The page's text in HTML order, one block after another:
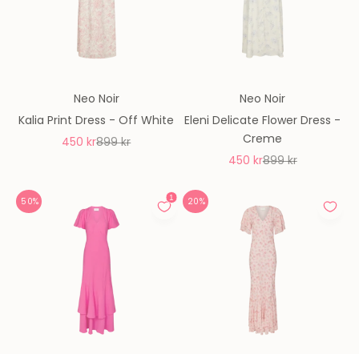
Neo Noir
Kalia Print Dress - Off White
REA-pris
450 krPris
899 kr
Neo Noir
Eleni Delicate Flower Dress -
Creme
REA-pris
450 krPris
899 kr
50% 20%